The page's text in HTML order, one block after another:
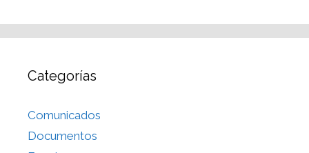
Categorías
Comunicados
Documentos